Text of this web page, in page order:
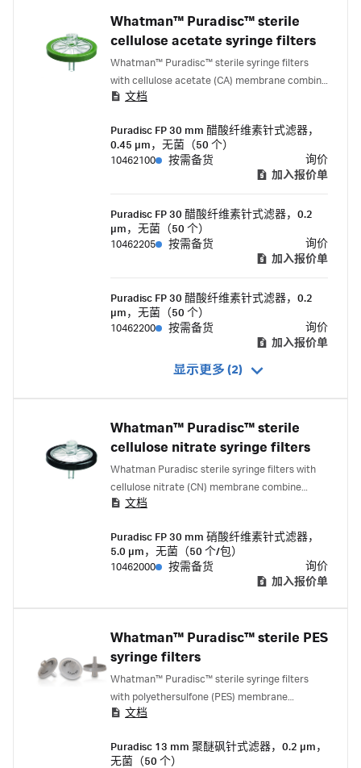
Whatman™ Puradisc™ sterile
cellulose acetate syringe filters
Whatman™ Puradisc™ sterile syringe filters
with cellulose acetate (CA) membrane combine
premium quality with economic efficiency.
文档
Puradisc FP 30 mm 醋酸纤维素针式滤器，
0.45 µm，无菌（50 个）
10462100
按需备货
询价
加入报价单
Puradisc FP 30 醋酸纤维素针式滤器，0.2
µm，无菌（50 个）
10462205
按需备货
询价
加入报价单
Puradisc FP 30 醋酸纤维素针式滤器，0.2
µm，无菌（50 个）
10462200
按需备货
询价
加入报价单
显示更多 (2)
Whatman™ Puradisc™ sterile
cellulose nitrate syringe filters
Whatman Puradisc sterile syringe filters with
cellulose nitrate (CN) membrane combine
premium quality with economic efficiency.
文档
Puradisc FP 30 mm 硝酸纤维素针式滤器，
5.0 μm，无菌（50 个/包）
10462000
按需备货
询价
加入报价单
Whatman™ Puradisc™ sterile PES
syringe filters
Whatman™ Puradisc™ sterile syringe filters
with polyethersulfone (PES) membrane
combine premium quality with economic
文档
Puradisc 13 mm 聚醚砜针式滤器，0.2 µm，
无菌（50 个）